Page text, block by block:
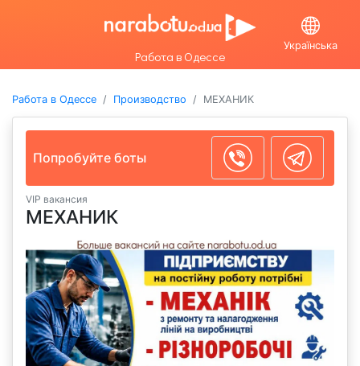
Работа в Одессе
Українська
Работа в Одессе Производство МЕХАНИК
Попробуйте боты
VIP вакансия
МЕХАНИК